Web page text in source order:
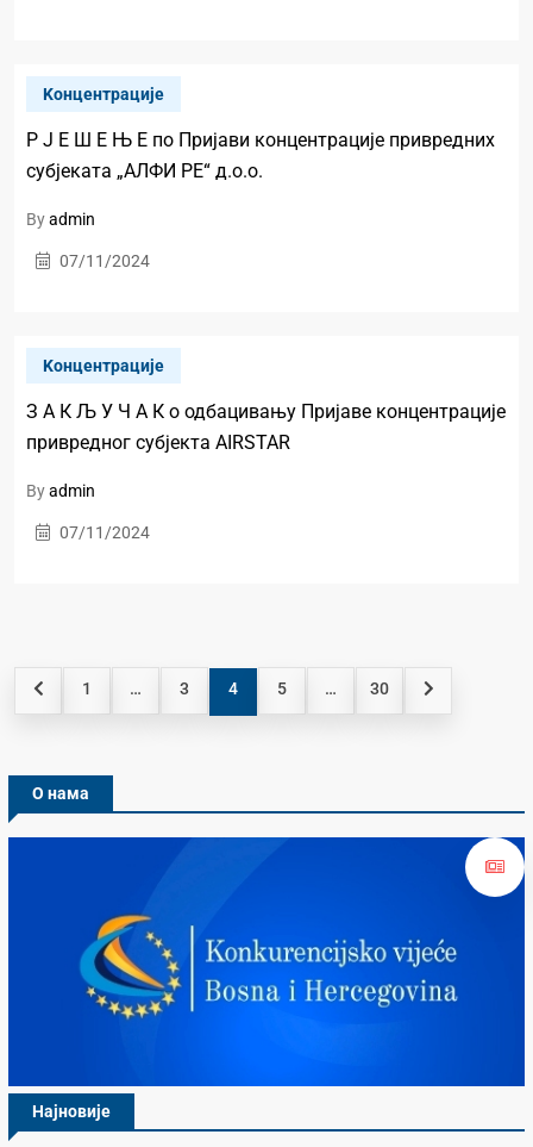
Kонцентрације
Р Ј Е Ш Е Њ Е по Пријави концентрације привредних
субјеката „АЛФИ РЕ“ д.о.о.
Byadmin
07/11/2024
Kонцентрације
З А К Љ У Ч А К о одбацивању Пријаве концентрације
привредног субјекта AIRSTAR
Byadmin
07/11/2024
1 … 3 4 5 … 30
О нама
Најновије